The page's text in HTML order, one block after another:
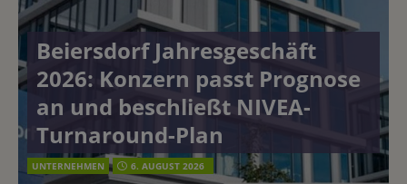
Beiersdorf Jahresgeschäft
2026: Konzern passt Prognose
an und beschließt NIVEA-
Turnaround-Plan
UNTERNEHMEN 6. AUGUST 2026